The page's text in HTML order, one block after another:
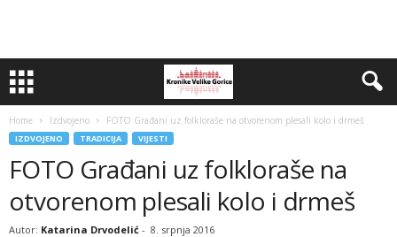
Home Izdvojeno FOTO Građani uz folkloraše na otvorenom plesali kolo i drmeš
IZDVOJENO TRADICIJA VIJESTI
FOTO Građani uz folkloraše na
otvorenom plesali kolo i drmeš
Autor: Katarina Drvodelić - 8. srpnja 2016